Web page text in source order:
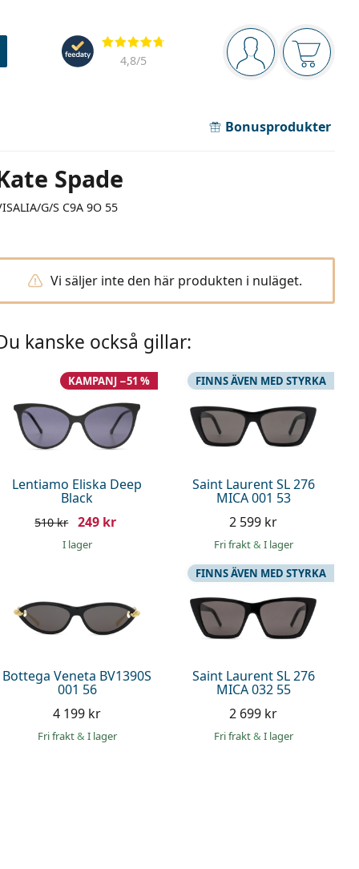
Navigeringsmeny
Du är inloggad
Recensioner
4,8/5
Bonusprodukter
Spade
G/S C9A 9O 55
Vi säljer inte den här produkten i nuläget.
kanske också gillar:
Lentiamo Eliska Deep
Black
KAMPANJ −51 %
510 kr 249 kr
I lager
Saint Laurent SL 276
MICA 001 53
FINNS ÄVEN MED STYRKA
2 599 kr
Fri frakt& I lager
Bottega Veneta BV1390S
001 56
4 199 kr
Fri frakt& I lager
Saint Laurent SL 276
MICA 032 55
FINNS ÄVEN MED STYRKA
2 699 kr
Fri frakt& I lager